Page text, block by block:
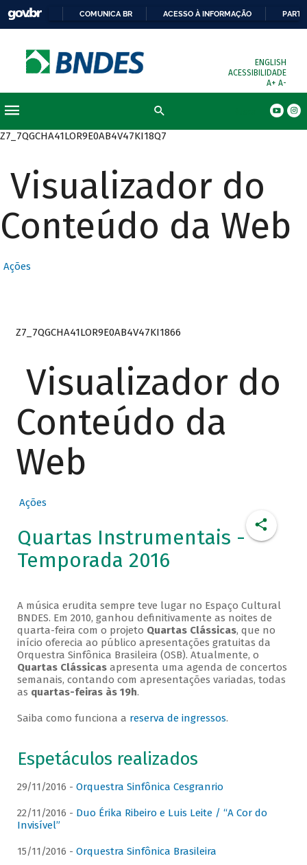
COMUNICA BR ACESSO À INFORMAÇÃO
ENGLISH
ACESSIBILIDADE
A+ A-
Z7_7QGCHA41LOR9E0AB4V47KI18Q7
Visualizador do
Conteúdo da Web
Ações
Z7_7QGCHA41LOR9E0AB4V47KI1866
Visualizador do
Conteúdo da
Web
Ações
Quartas Instrumentais -
Temporada 2016
A música erudita sempre teve lugar no Espaço Cultural
BNDES. Em 2010, ganhou definitivamente as noites de
quarta-feira com o projeto Quartas Clássicas, que no
início oferecia ao público apresentações gratuitas da
Orquestra Sinfônica Brasileira (OSB). Atualmente, o
Quartas Clássicasapresenta uma agenda de concertos
semanais, contando com apresentações variadas, todas
as quartas-feiras às 19h.
Saiba como funciona a reserva de ingressos.
Espetáculos realizados
29/11/2016 - Orquestra Sinfônica Cesgranrio
22/11/2016 - Duo Érika Ribeiro e Luis Leite / “A Cor do
Invisível”
15/11/2016 - Orquestra Sinfônica Brasileira